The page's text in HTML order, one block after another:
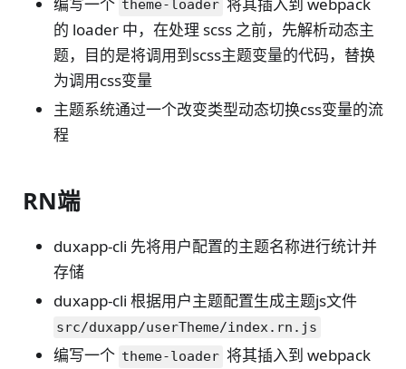
theme-loader
的 loader 中，在处理 scss 之前，先解析动态主
题，目的是将调用到scss主题变量的代码，替换
为调用css变量
主题系统通过一个改变类型动态切换css变量的流
程
RN端
duxapp-cli 先将用户配置的主题名称进行统计并
存储
duxapp-cli 根据用户主题配置生成主题js文件
src/duxapp/userTheme/index.rn.js
编写一个 theme-loader 将其插入到 webpack